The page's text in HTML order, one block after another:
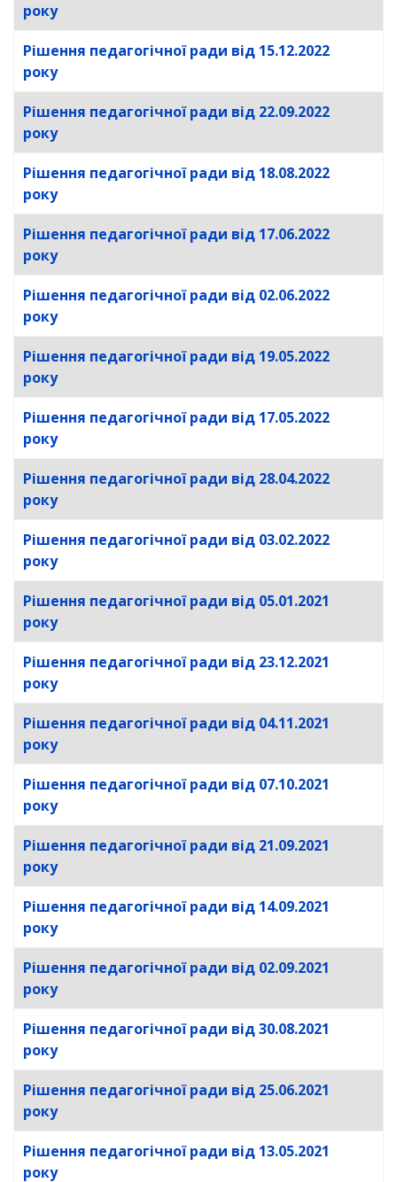
року
Рішення педагогічної ради від 15.12.2022
року
Рішення педагогічної ради від 22.09.2022
року
Рішення педагогічної ради від 18.08.2022
року
Рішення педагогічної ради від 17.06.2022
року
Рішення педагогічної ради від 02.06.2022
року
Рішення педагогічної ради від 19.05.2022
року
Рішення педагогічної ради від 17.05.2022
року
Рішення педагогічної ради від 28.04.2022
року
Рішення педагогічної ради від 03.02.2022
року
Рішення педагогічної ради від 05.01.2021
року
Рішення педагогічної ради від 23.12.2021
року
Рішення педагогічної ради від 04.11.2021
року
Рішення педагогічної ради від 07.10.2021
року
Рішення педагогічної ради від 21.09.2021
року
Рішення педагогічної ради від 14.09.2021
року
Рішення педагогічної ради від 02.09.2021
року
Рішення педагогічної ради від 30.08.2021
року
Рішення педагогічної ради від 25.06.2021
року
Рішення педагогічної ради від 13.05.2021
року